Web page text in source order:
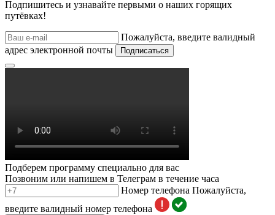
Подпишитесь и узнавайте первыми о наших горящих
путёвках!
Пожалуйста, введите валидный
адрес электронной почты
Подписаться
Подберем программу специально для вас
Позвоним или напишем в Телеграм в течение часа
Номер телефона Пожалуйста,
введите валидный номер телефона